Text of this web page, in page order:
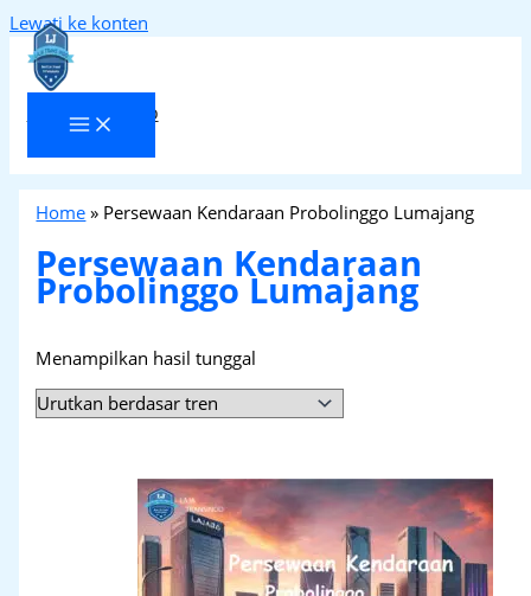
Lewati ke konten
Laja Transindo
Home » Persewaan Kendaraan Probolinggo Lumajang
Persewaan Kendaraan
Probolinggo Lumajang
Menampilkan hasil tunggal